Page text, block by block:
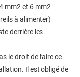
mm2 et 6 mm2
à alimenter)
derrière les
le droit de faire ce
Il est obligé de